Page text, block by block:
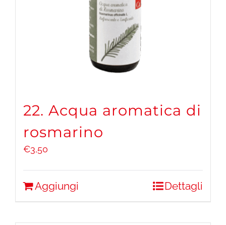
22. Acqua aromatica di
rosmarino
€3,50
Aggiungi Dettagli